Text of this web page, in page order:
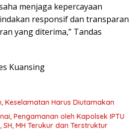
menjaga kepercayaan
responsif dan transparan
yang diterima,” Tandas
Kuansing
Keselamatan Harus Diutamakan
Pengamanan oleh Kapolsek IPTU
MH Terukur dan Terstruktur